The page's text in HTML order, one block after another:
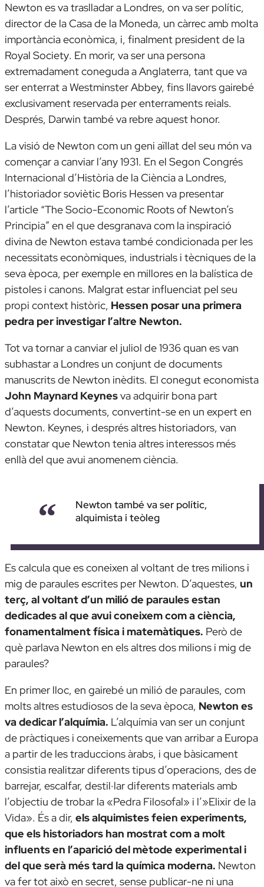
Newton es va traslladar a Londres, on va ser polític,
director de la Casa de la Moneda, un càrrec amb molta
importància econòmica, i, finalment president de la
Royal Society. En morir, va ser una persona
extremadament coneguda a Anglaterra, tant que va
ser enterrat aWestminster Abbey, fins llavors gairebé
exclusivament reservada per enterraments reials.
Després, Darwin també va rebre aquest honor.
La visió de Newton com un geni aïllat del seu món va
començar a canviar l’any 1931. En el Segon Congrés
Internacional d’Història de la Ciència a Londres,
l’historiador soviètic Boris Hessen va presentar
l’article “The Socio-Economic Roots of Newton’s
Principia” en el que desgranava com la inspiració
divina de Newton estava també condicionada per les
necessitats econòmiques, industrials i tècniques de la
seva època, per exemple en millores en la balística de
pistoles i canons. Malgrat estar influenciat pel seu
propi context històric, Hessen posar una primera
pedra per investigar l’altre Newton.
Tot va tornar a canviar el juliol de 1936 quan es van
subhastar a Londres un conjunt de documents
manuscrits de Newton inèdits. El conegut economista
John Maynard Keynesva adquirir bona part
d’aquests documents, convertint-se en un expert en
Newton. Keynes, i després altres historiadors, van
constatar que Newton tenia altres interessos més
enllà del que avui anomenem ciència.
Newton també va ser polític,
alquimista i teòleg
Es calcula que es coneixen al voltant de tres milions i
mig de paraules escrites per Newton. D’aquestes, un
terç, al voltant d’un milió de paraules estan
dedicades al que avui coneixem com a ciència,
fonamentalment física i matemàtiques. Però de
què parlava Newton en els altres dos milions i mig de
paraules?
En primer lloc, en gairebé un milió de paraules, com
molts altres estudiosos de la seva època, Newton es
va dedicar l’alquímia. L’alquímia van ser un conjunt
de pràctiques i coneixements que van arribar a Europa
a partir de les traduccions àrabs, i que bàsicament
consistia realitzar diferents tipus d’operacions, des de
barrejar, escalfar, destil·lar diferents materials amb
l’objectiu de trobar la «Pedra Filosofal» i l’»Elixir de la
Vida». És a dir, els alquimistes feien experiments,
que els historiadors han mostrat com a molt
influents en l’aparició del mètode experimental i
del que serà més tard la química moderna. Newton
va fer tot això en secret, sense publicar-ne ni una